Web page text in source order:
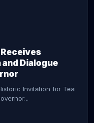
Dialogue
Invitation for Tea